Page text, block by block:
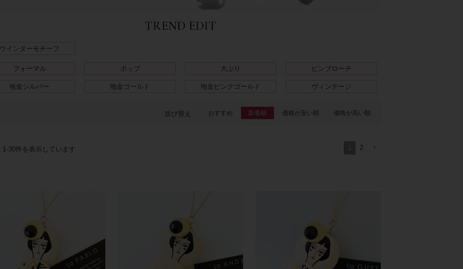
TREND EDIT
ウインターモチーフ
フォーマル ポップ 大ぶり ピンブローチ
地金シルバー 地金ゴールド 地金ピンクゴールド ヴィンテージ
並び替え おすすめ 新着順 価格が安い順 価格が高い順
1-30 2